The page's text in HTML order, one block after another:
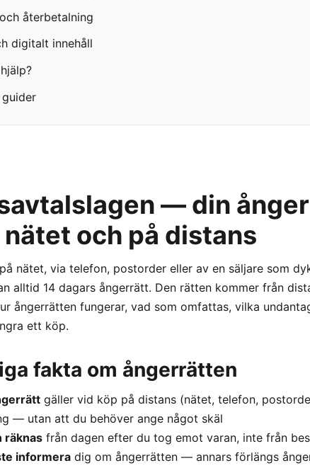
återbetalning
digitalt innehåll
guider
— din
nätet och på distans
nätet, via telefon, postorder eller av en säljare som
alltid 14 dagars ångerrätt. Den rätten kommer från
ångerrätten fungerar, vad som omfattas, vilka
ett köp.
fakta om ångerrätten
gäller vid köp på distans (nätet, telefon,
— utan att du behöver ange något skäl
räknas från dagen efter du tog emot varan, inte från
informera dig om ångerrätten — annars förlängs